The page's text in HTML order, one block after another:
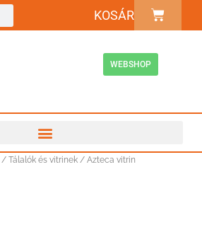
KOSÁR
WEBSHOP
/ Tálalók és vitrinek / Azteca vitrin